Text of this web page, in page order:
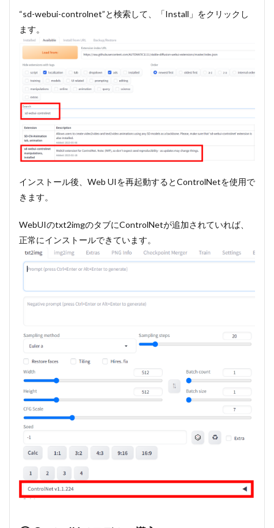
“sd-webui-controlnet”と検索して、「Install」をクリックし
ます。
インストール後、Web UIを再起動するとControlNetを使用で
きます。
WebUIのtxt2imgのタブにControlNetが追加されていれば、
正常にインストールできています。